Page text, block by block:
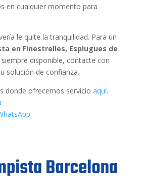
en cualquier momento para
le quite la tranquilidad. Para un
en Finestrelles, Esplugues de
disponible, contacte con
solución de confianza.
donde ofrecemos servicio aquí.